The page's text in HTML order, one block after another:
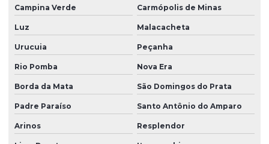
Campina Verde Carmópolis de Minas
Luz Malacacheta
Urucuia Peçanha
Rio Pomba Nova Era
Borda da Mata São Domingos do Prata
Padre Paraíso Santo Antônio do Amparo
Arinos Resplendor